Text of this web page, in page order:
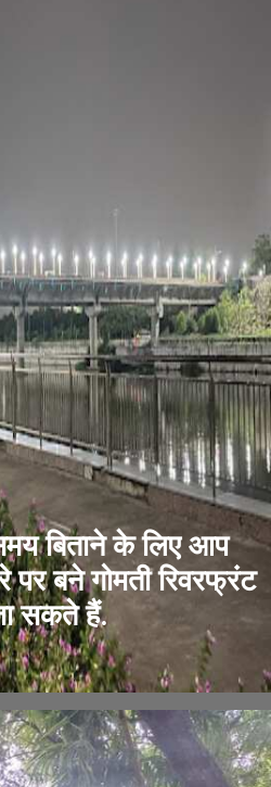
बिताने के लिए आप
पर बने गोमती रिवरफ्रंट
सकते हैं.